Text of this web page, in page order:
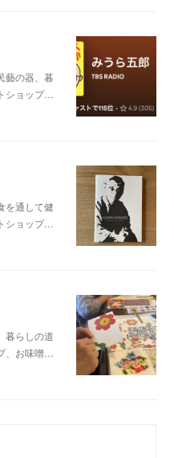
藝の器、暮
ショップ…
を通して健
ショップ…
暮らしの道
、お味噌…